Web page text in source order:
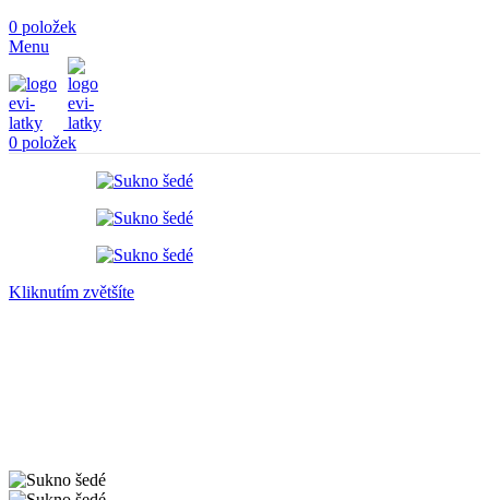
0 položek
Menu
0 položek
Kliknutím zvětšíte